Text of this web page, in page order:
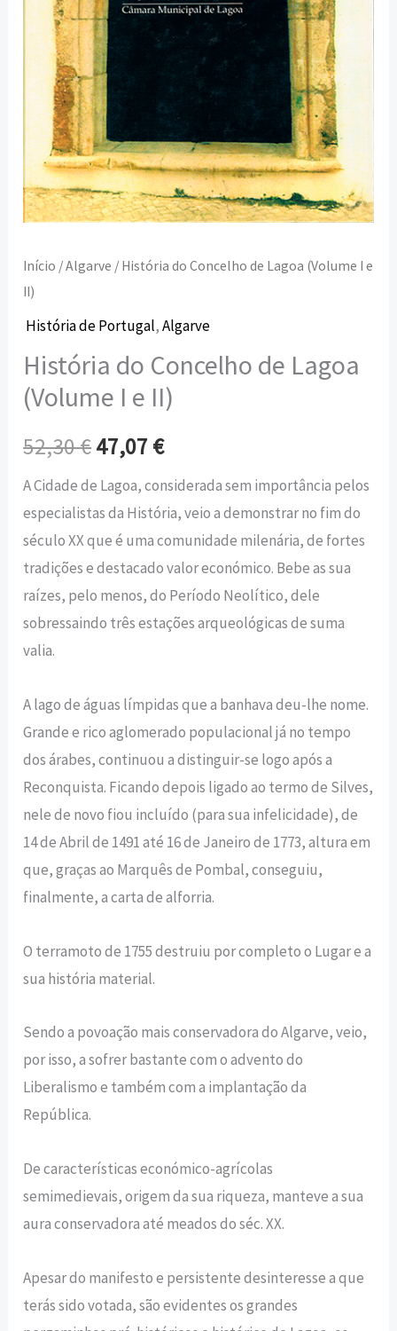
Início /Algarve / História do Concelho de Lagoa (Volume I e
II)
História de Portugal,Algarve
História do Concelho de Lagoa
(Volume I e II)
52,30€47,07 €
A Cidade de Lagoa, considerada sem importância pelos
especialistas da História, veio a demonstrar no fim do
século XX que é uma comunidade milenária, de fortes
tradições e destacado valor económico. Bebe as sua
raízes, pelo menos, do Período Neolítico, dele
sobressaindo três estações arqueológicas de suma
valia.
A lago de águas límpidas que a banhava deu-lhe nome.
Grande e rico aglomerado populacional já no tempo
dos árabes, continuou a distinguir-se logo após a
Reconquista. Ficando depois ligado ao termo de Silves,
nele de novo fiou incluído (para sua infelicidade), de
14 de Abril de 1491 até 16 de Janeiro de 1773, altura em
que, graças ao Marquês de Pombal, conseguiu,
finalmente, a carta de alforria.
O terramoto de 1755 destruiu por completo o Lugar e a
sua história material.
Sendo a povoação mais conservadora do Algarve, veio,
por isso, a sofrer bastante com o advento do
Liberalismo e também com a implantação da
República.
De características económico-agrícolas
semimedievais, origem da sua riqueza, manteve a sua
aura conservadora até meados do séc. XX.
Apesar do manifesto e persistente desinteresse a que
terás sido votada, são evidentes os grandes
II)